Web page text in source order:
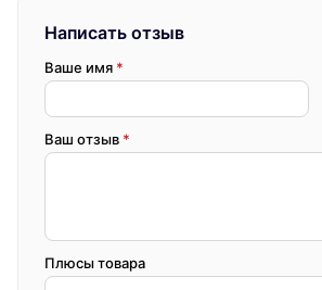
Написать отзыв
Ваше имя *
Ваш отзыв *
Плюсы товара